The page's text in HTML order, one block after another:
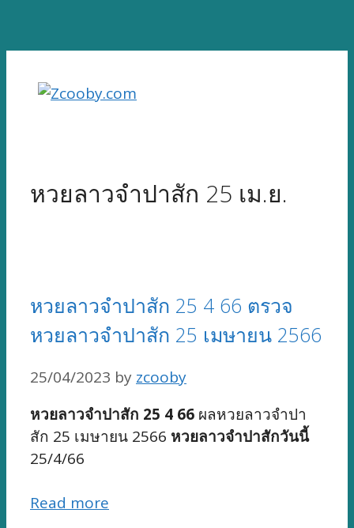
content
หวยลาวจำปาสัก 25 เม.ย.
หวยลาวจำปาสัก 25 4 66 ตรวจ
หวยลาวจำปาสัก 25 เมษายน 2566
25/04/2023 by zcooby
หวยลาวจำปาสัก 25 4 66 ผลหวยลาวจำปา
สัก 25 เมษายน 2566 หวยลาวจำปาสักวันนี้
25/4/66
Read more